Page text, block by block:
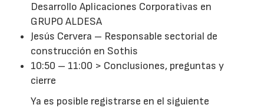
Desarrollo Aplicaciones Corporativas en
GRUPO ALDESA
Jesús Cervera – Responsable sectorial de
construcción en Sothis
10:50 – 11:00 > Conclusiones, preguntas y
cierre
Ya es posible registrarse en el siguiente